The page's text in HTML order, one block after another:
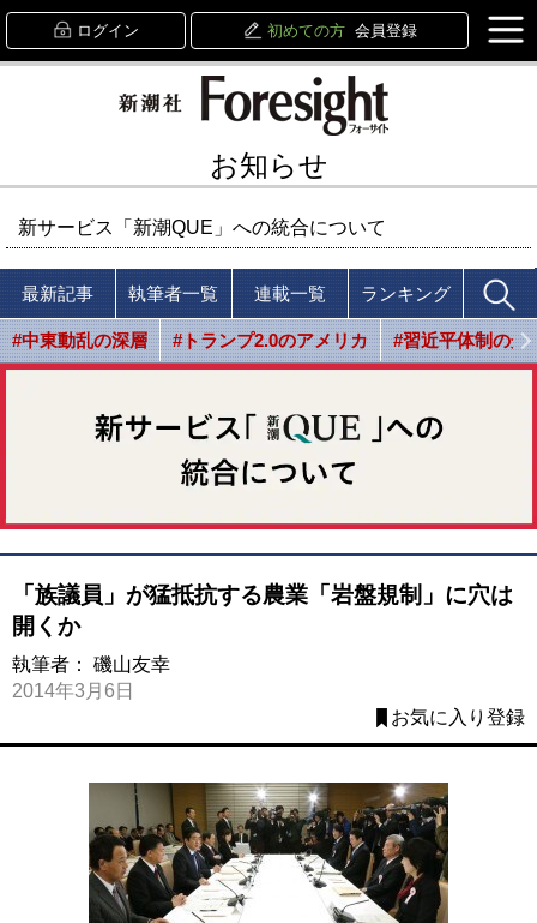
ログイン 初めての方 会員登録
お知らせ
新サービス「新潮QUE」への統合について
最新記事 執筆者一覧 連載一覧 ランキング
#中東動乱の深層 #トランプ2.0のアメリカ #習近平体制の光
「族議員」が猛抵抗する農業「岩盤規制」に穴は
開くか
執筆者： 磯山友幸
2014年3月6日
お気に入り登録